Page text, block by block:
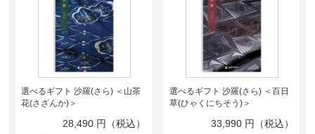
選べるギフト 沙羅(さら) ＜山茶
花(さざんか)＞
28,490 円（税込）
選べるギフト 沙羅(さら) ＜百日
草(ひゃくにちそう)＞
33,990 円（税込）